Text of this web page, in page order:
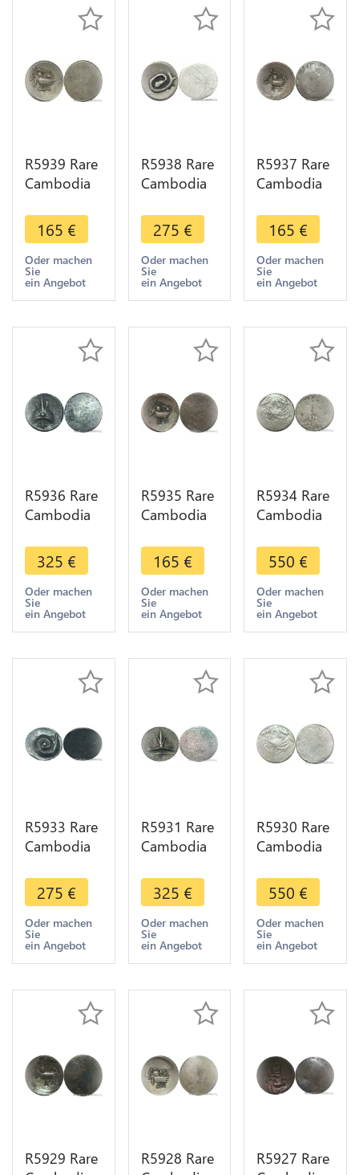
R5939 Rare
Cambodia
Fuang
Norodom I
ND 1847
Rooster
Silver AU
165 €
Oder machen
Sie
ein Angebot
R5938 Rare
Cambodia
Duong ND
1847 Lotus
flower seed
spiral Silver
AU
275 €
Oder machen
Sie
ein Angebot
R5937 Rare
Cambodia
Fuang
Norodom I
ND 1847
Rooster
Silver AU
165 €
Oder machen
Sie
ein Angebot
R5936 Rare
Cambodia
Duong ND
1847 Cocoa
Bean Silver
AU>M offer
325 €
Oder machen
Sie
ein Angebot
R5935 Rare
Cambodia
Fuang
Norodom I
ND 1847
Rooster
Silver AU
165 €
Oder machen
Sie
ein Angebot
R5934 Rare
Cambodia
Ang Duong
ND 1847
Crab
Uniface
Silver >M
550 €
Oder machen
Sie
ein Angebot
R5933 Rare
Cambodia
Duong ND
1847 Lotus
flower seed
spiral Silver
AU
275 €
Oder machen
Sie
ein Angebot
R5931 Rare
Cambodia
Duong ND
1847 Cocoa
Bean Bold
Silver AU
>M offer
325 €
Oder machen
Sie
ein Angebot
R5930 Rare
Cambodia
Ang Duong
ND 1847
Crab
Uniface
Silver >M
550 €
Oder machen
Sie
ein Angebot
R5929 Rare
R5928 Rare
R5927 Rare